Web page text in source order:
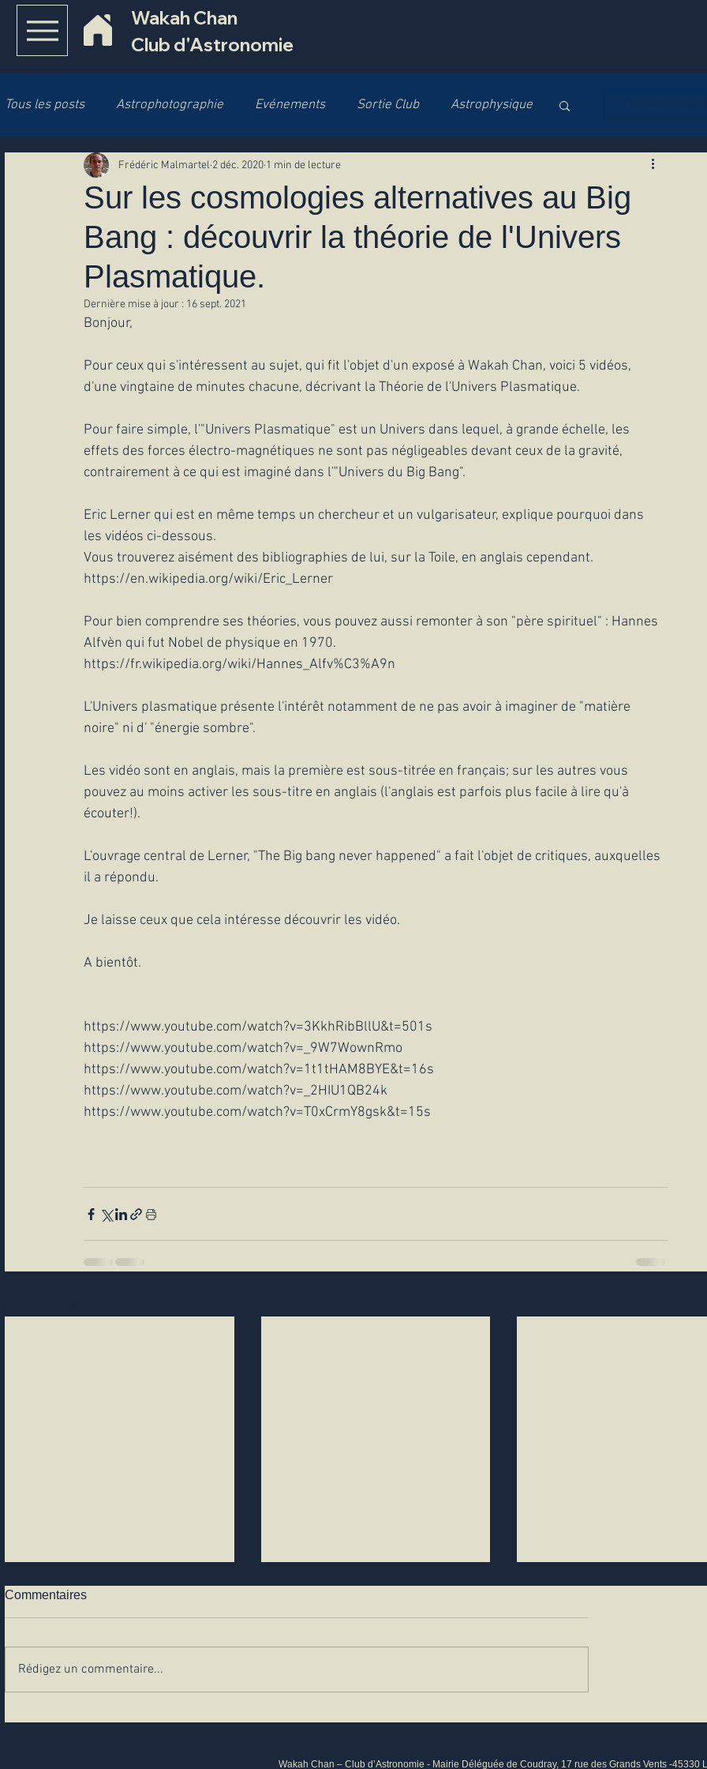
Wakah Chan
Club d'Astronomie
Tous les posts Astrophotographie Evénements Sortie Club Astrophysique
Cosmologie Système Solaire Objets Célestes
Sol'Ex
Sur les cosmologies alternatives au Big
Bang : découvrir la théorie de l'Univers
Plasmatique.
Frédéric Malmartel 2 déc. 2020 1 min de lecture
Dernière mise à jour : 16 sept. 2021
Bonjour,
Pour ceux qui s'intéressent au sujet, qui fit l'objet d'un exposé à Wakah Chan, voici 5 vidéos,
d'une vingtaine de minutes chacune, décrivant la Théorie de l'Univers Plasmatique.
Pour faire simple, l'"Univers Plasmatique" est un Univers dans lequel, à grande échelle, les
effets des forces électro-magnétiques ne sont pas négligeables devant ceux de la gravité,
contrairement à ce qui est imaginé dans l'"Univers du Big Bang".
Eric Lerner qui est en même temps un chercheur et un vulgarisateur, explique pourquoi dans
les vidéos ci-dessous.
Vous trouverez aisément des bibliographies de lui, sur la Toile, en anglais cependant.
https://en.wikipedia.org/wiki/Eric_Lerner
Pour bien comprendre ses théories, vous pouvez aussi remonter à son "père spirituel" : Hannes
Alfvèn qui fut Nobel de physique en 1970.
https://fr.wikipedia.org/wiki/Hannes_Alfv%C3%A9n
L'Univers plasmatique présente l'intérêt notamment de ne pas avoir à imaginer de "matière
noire" ni d' "énergie sombre".
Les vidéo sont en anglais, mais la première est sous-titrée en français; sur les autres vous
pouvez au moins activer les sous-titre en anglais (l'anglais est parfois plus facile à lire qu'à
écouter!).
L'ouvrage central de Lerner, "The Big bang never happened" a fait l'objet de critiques, auxquelles
il a répondu.
Je laisse ceux que cela intéresse découvrir les vidéo.
A bientôt.
https://www.youtube.com/watch?v=3KkhRibBllU&t=501s
https://www.youtube.com/watch?v=_9W7WownRmo
https://www.youtube.com/watch?v=1t1tHAM8BYE&t=16s
https://www.youtube.com/watch?v=_2HIU1QB24k
https://www.youtube.com/watch?v=T0xCrmY8gsk&t=15s
Triplet du Lion
Commentaires
Rédigez un commentaire...
Wakah Chan – Club d’Astronomie - Mairie Déléguée de Coudray, 17 rue des Grands Vents -45330